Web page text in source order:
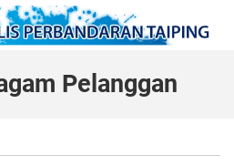
Pelanggan